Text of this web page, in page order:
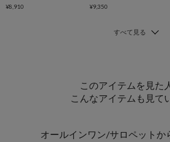
¥8,910
¥9,350
このアイテムを見た
こんなアイテムも見て
オールインワン/サロペットか